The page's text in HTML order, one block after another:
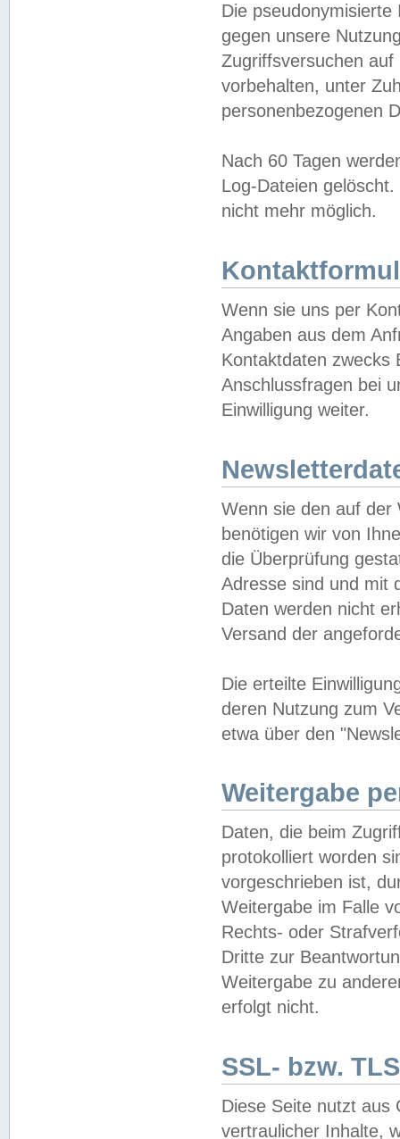
Die
gegen unsere
Zugriffsversuchen
vorbehalten, unter
personenbezogenen
Nach 60 Tagen
Log-Dateien
nicht mehr möglich.
Wenn sie uns per
Angaben aus dem
Kontaktdaten zwecks
Anschlussfragen bei
Einwilligung weiter.
Wenn sie den auf der
benötigen wir von
die Überprüfung
Adresse sind und mit
Daten werden nicht
Versand der
Die erteilte
deren Nutzung zum
etwa über den
Weitergabe
Daten, die beim
protokolliert worden
vorgeschrieben ist,
Weitergabe im Falle
Rechts- oder
Dritte zur
Weitergabe zu
erfolgt nicht.
SSL- bzw.
Diese Seite nutzt aus
vertraulicher Inhalte,